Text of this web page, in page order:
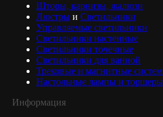
Шторы, карнизы, жалюзи
Люстры и Светильники
Управляемые светильники
Светильники настенные
Светильники точечные
Светильники для ванной
Трековые и магнитные
Настольные лампы и торшеры
Информация